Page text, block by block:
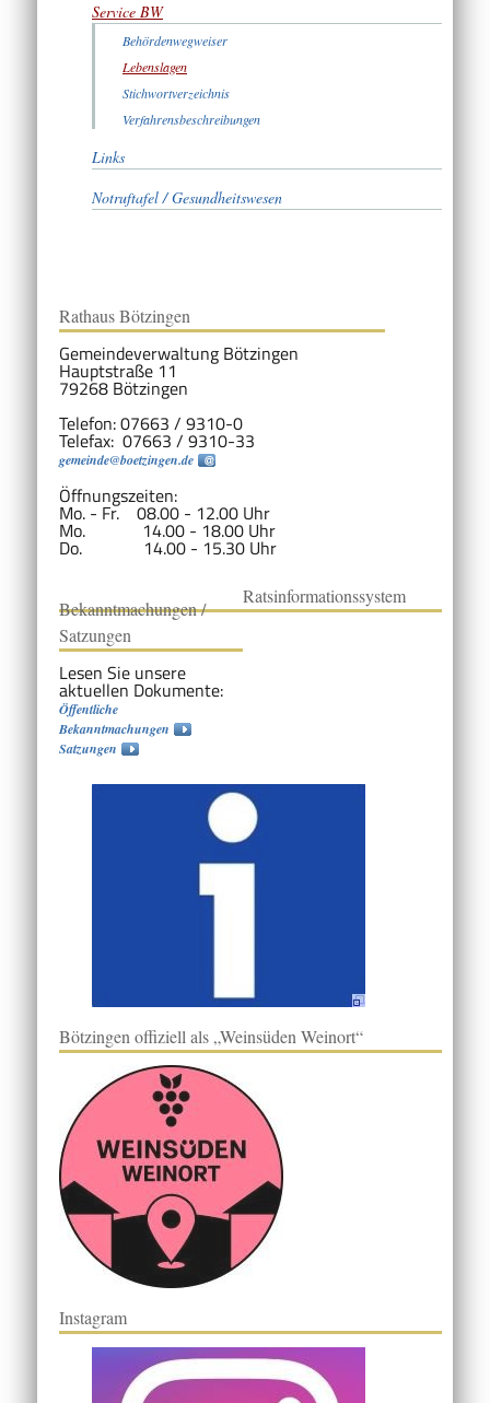
Service BW
Behördenwegweiser
Lebenslagen
Stichwortverzeichnis
Verfahrensbeschreibungen
Links
Notruftafel / Gesundheitswesen
Rathaus Bötzingen
Gemeindeverwaltung Bötzingen
Hauptstraße 11
79268 Bötzingen
Telefon: 07663 / 9310-0
Telefax: 07663 / 9310-33
gemeinde@boetzingen.de
Öffnungszeiten:
Mo. - Fr. 08.00 - 12.00 Uhr
Mo. 14.00 - 18.00 Uhr
Do. 14.00 - 15.30 Uhr
Bekanntmachungen /
Satzungen
Lesen Sie unsere
aktuellen Dokumente:
Öffentliche
Bekanntmachungen
Satzungen
Ratsinformationssystem
Bötzingen offiziell als „Weinsüden Weinort“
Instagram